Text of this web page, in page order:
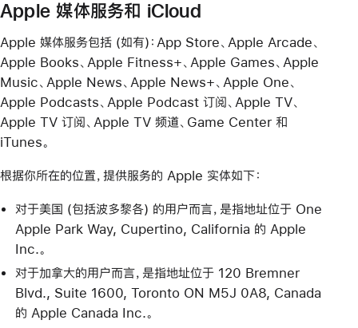
Apple 媒体服务和 iCloud
Apple 媒体服务包括 (如有)：App Store、Apple Arcade、
Apple Books、Apple Fitness+、Apple Games、Apple
Music、Apple News、Apple News+、Apple One、
Apple Podcasts、Apple Podcast 订阅、Apple TV、
Apple TV 订阅、Apple TV 频道、Game Center 和
iTunes。
根据你所在的位置，提供服务的 Apple 实体如下：
对于美国 (包括波多黎各) 的用户而言，是指地址位于 One
Apple Park Way, Cupertino, California 的 Apple
Inc.。
对于加拿大的用户而言，是指地址位于 120 Bremner
Blvd., Suite 1600, Toronto ON M5J 0A8, Canada
的 Apple Canada Inc.。